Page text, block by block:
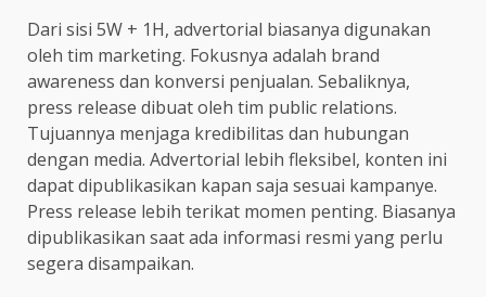
Dari sisi 5W + 1H, advertorial biasanya digunakan
oleh tim marketing. Fokusnya adalah brand
awareness dan konversi penjualan. Sebaliknya,
press release dibuat oleh tim public relations.
Tujuannya menjaga kredibilitas dan hubungan
dengan media. Advertorial lebih fleksibel, konten ini
dapat dipublikasikan kapan saja sesuai kampanye.
Press release lebih terikat momen penting. Biasanya
dipublikasikan saat ada informasi resmi yang perlu
segera disampaikan.